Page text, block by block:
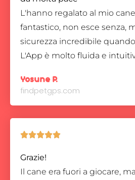
L'hanno regalato al mio
fantastico, non esce senza,
sicurezza incredibile
L'App è molto fluida e
Yosune P.
findpetgps.com

Grazie!
Il cane era fuori a giocare,